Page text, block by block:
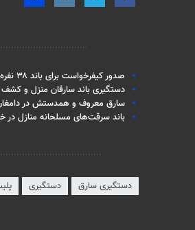
صدور کیفرخواست برای باند ۳۸ نفره سرقت‌های مسلحانه در جیرفت
دستگیری باند سارقان منزل و کشف ۴۶ فقره سرقت از منازل در تبریز
سارق معروف و همدستش در
باند سرقت‌های مسلحانه منازل در
دستگیری سارق دستگیری